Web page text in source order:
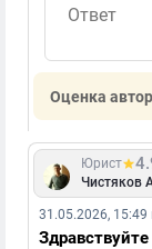
Оценка
Юрист
Чистяков
31.05.2026, 15:49
Здравствуйте